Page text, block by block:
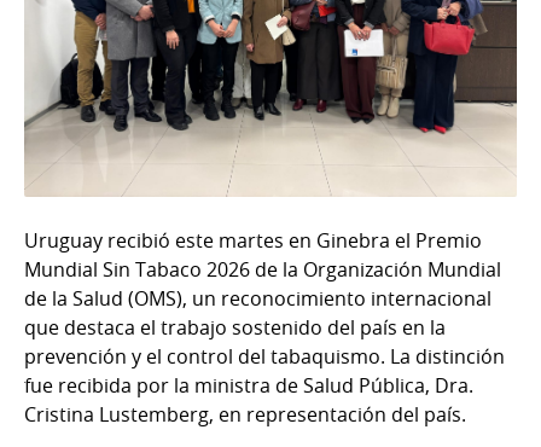
Uruguay recibió este martes en Ginebra el Premio
Mundial Sin Tabaco 2026 de la Organización Mundial
de la Salud (OMS), un reconocimiento internacional
que destaca el trabajo sostenido del país en la
prevención y el control del tabaquismo. La distinción
fue recibida por la ministra de Salud Pública, Dra.
Cristina Lustemberg, en representación del país.